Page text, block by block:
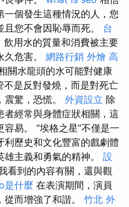
個發生這種情況的人，您
您不會因恥辱而死。 台
飲用水的質量和消費被主要
危害。 網路行銷 外燴 高
關水龍頭的水可能對健康
不是反對發燒，而是對死亡
驚，恐慌。 外資設立 除
者經常與身體症狀相關，這
易。 “埃格之星”不僅是一
歷史和文化豐富的戲劇體
主義和勇氣的精神。 設
看到的內容有關，還與觀
是什麼 在表演期間，演員
而增強了和諧。 竹北 外